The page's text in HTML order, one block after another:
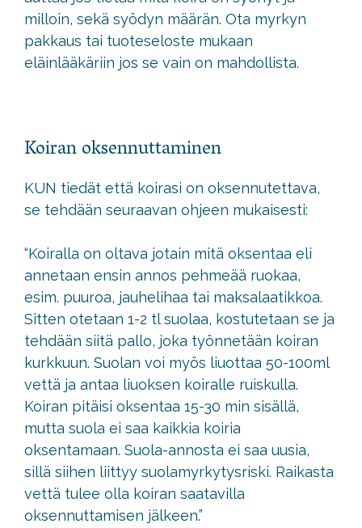
milloin, sekä syödyn määrän. Ota myrkyn
pakkaus tai tuoteseloste mukaan
eläinlääkäriin jos se vain on mahdollista.
Koiran oksennuttaminen
KUN tiedät että koirasi on oksennutettava,
se tehdään seuraavan ohjeen mukaisesti:
“Koiralla on oltava jotain mitä oksentaa eli
annetaan ensin annos pehmeää ruokaa,
esim. puuroa, jauhelihaa tai maksalaatikkoa.
Sitten otetaan 1-2 tl suolaa, kostutetaan se ja
tehdään siitä pallo, joka työnnetään koiran
kurkkuun. Suolan voi myös liuottaa 50-100ml
vettä ja antaa liuoksen koiralle ruiskulla.
Koiran pitäisi oksentaa 15-30 min sisällä,
mutta suola ei saa kaikkia koiria
oksentamaan. Suola-annosta ei saa uusia,
sillä siihen liittyy suolamyrkytysriski. Raikasta
vettä tulee olla koiran saatavilla
oksennuttamisen jälkeen.”